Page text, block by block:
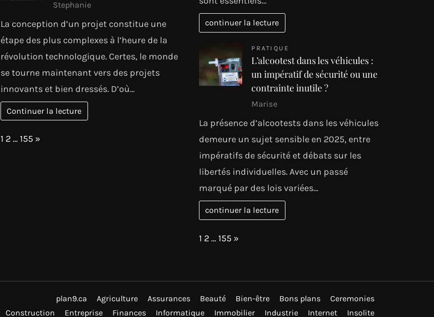
Stephanie
La conception d’un projet constitue une
étape des plus complexes à l’heure de la
révolution technologique. Certes, le monde
se tourne maintenant vers des projets
innovants et bien dressés. D’où…
Continuer la lecture
Page:
1 2…155 Next
»
continuer la lecture
PRATIQUE
L’alcootest dans les véhicules :
un impératif de sécurité ou une
contrainte inutile ?
Marise
La présence d’alcootests dans les véhicules
demeure un sujet sensible en 2025, entre
impératifs de sécurité et débats sur les
libertés individuelles. Avec un passé
marqué par des lois variées…
continuer la lecture
Page:
1 2…155 Next
»
plan9.ca Agriculture Assurances Beauté Bien-être Bons plans
Ceremonies
Construction
Entreprise Finances Informatique Immobilier Industrie Internet Insolite